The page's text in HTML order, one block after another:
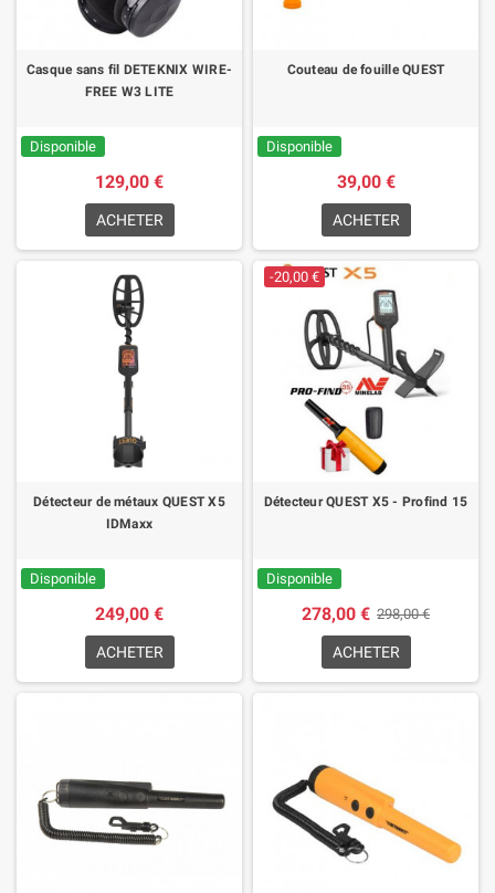
Casque sans fil DETEKNIX WIRE-
FREE W3 LITE
Disponible
129,00 €
ACHETER
Couteau de fouille QUEST
Disponible
39,00 €
ACHETER
Détecteur de métaux QUEST X5
IDMaxx
Disponible
249,00 €
ACHETER
-20,00 €
Détecteur QUEST X5 - Profind 15
Disponible
278,00 € 298,00 €
ACHETER